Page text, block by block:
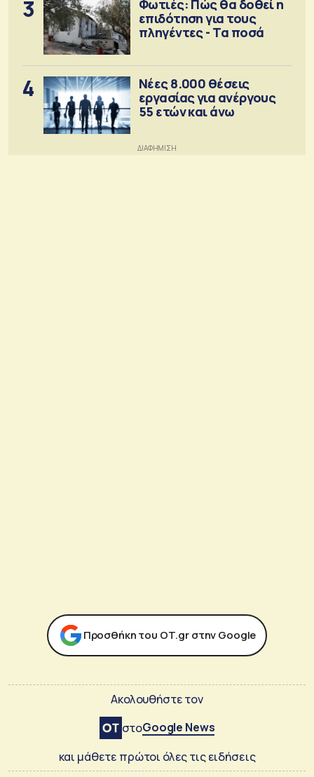
3
Φωτιές: Πώς θα δοθεί η
επιδότηση για τους
πληγέντες - Τα ποσά
4
Νέες 8.000 θέσεις
εργασίας για ανέργους
55 ετών και άνω
Προσθήκη του ΟΤ.gr στην Google
Ακολουθήστε τον
στοGoogle News
και μάθετε πρώτοι όλες τις ειδήσεις